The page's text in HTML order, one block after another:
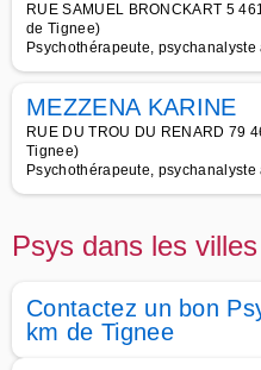
RUE SAMUEL BRONCKART 5
de Tignee)
Psychothérapeute, psychanalyste
MEZZENA KARINE
RUE DU TROU DU RENARD 79
Tignee)
Psychothérapeute,
Psys dans les
Contactez un bon
km de Tignee